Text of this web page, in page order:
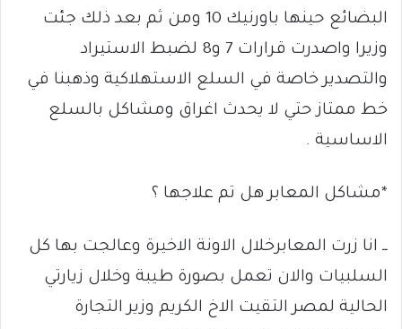
البضائع حينها باورنيك 10 ومن ثم بعد ذلك جئت
وزيرا واصدرت قرارات 7 و8 لضبط الاستيراد
والتصدير خاصة في السلع الاستهلاكية وذهبنا في
خط ممتاز حتي لا يحدث اغراق ومشاكل بالسلع
الاساسية .
*مشاكل المعابر هل تم علاجها ؟
ــ انا زرت المعابرخلال الاونة الاخيرة وعالجت بها كل
السلبيات والان تعمل بصورة طيبة وخلال زيارتي
الحالية لمصر التقيت الاخ الكريم وزير التجارة